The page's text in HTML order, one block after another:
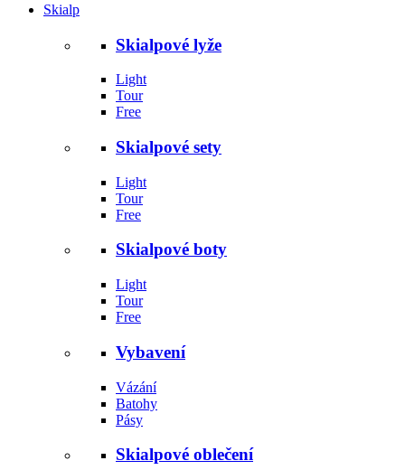
Skialp
Skialpové lyže
Light
Tour
Free
Skialpové sety
Light
Tour
Free
Skialpové boty
Light
Tour
Free
Vybavení
Vázání
Batohy
Pásy
Skialpové oblečení